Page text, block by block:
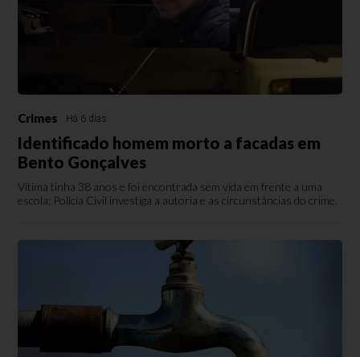
Crimes Há 6 dias
Identificado homem morto a facadas em
Bento Gonçalves
Vítima tinha 38 anos e foi encontrada sem vida em frente a uma
escola; Polícia Civil investiga a autoria e as circunstâncias do crime.